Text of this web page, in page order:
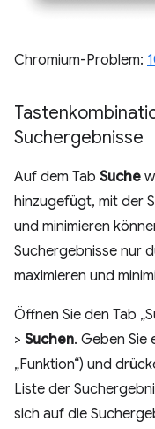
Chromium-Problem:
Suchergebnisse
Auf dem Tab Suche
hinzugefügt, mit der
und minimieren
Suchergebnisse nur
maximieren und
Öffnen Sie den Tab
> Suchen. Geben Sie
„Funktion“) und
Liste der
sich auf die